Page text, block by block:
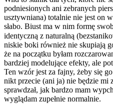
podniesionych ani zebranych
usztywniana) totalnie nie jest on
słabo. Biust ma w nim formę
identyczną z naturalną
niskie boki również nie skupiają
że na początku byłam
bardziej modelujące efekty, ale
Ten wzór jest za fajny, żeby się
nikt przecie (ani ja) nie będzie mi
sprawdzał, jak bardzo mam
wyglądam zupełnie normalnie.